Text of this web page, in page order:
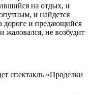
на отдых, и
и найдется
и предающийся
жаловался, не возбудит
спектакль «Проделки